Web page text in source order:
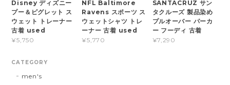
Disney ディズニー
プー＆ピグレット ス
ウェット トレーナー
古着 used
¥5,750
NFL Baltimore
Ravens スポーツ ス
ウェットシャツ トレ
ーナー 古着 used
¥5,770
SANTACRUZ サン
タクルーズ 製品染め
プルオーバー パーカ
ー フーディ 古着
¥7,290
CATEGORY
men's